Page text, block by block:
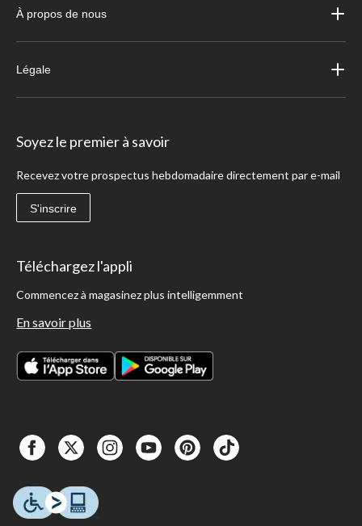
À propos de nous
Légale
Soyez le premier à savoir
Recevez votre prospectus hebdomadaire directement par e-mail
S'inscrire
Téléchargez l'appli
Commencez à magasinez plus intelligemment
En savoir plus